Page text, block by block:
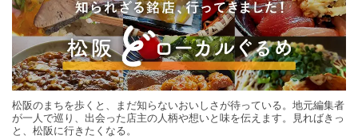
松阪のまちを歩くと、まだ知らないおいしさが待っている。地元編集者
が一人で巡り、出会った店主の人柄や想いと味を伝えます。見ればきっ
と、松阪に行きたくなる。